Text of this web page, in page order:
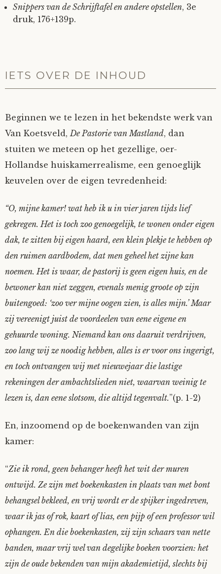
Snippers van de Schrijftafel en andere opstellen, 3e
druk, 176+139p.
IETS OVER DE INHOUD
Beginnen we te lezen in het bekendste werk van
Van Koetsveld,De Pastorie van Mastland, dan
stuiten we meteen op het gezellige, oer-
Hollandse huiskamerrealisme, een genoeglijk
keuvelen over de eigen tevredenheid:
“O, mijne kamer! wat heb ik u in vier jaren tijds lief
gekregen. Het is toch zoo genoegelijk, te wonen onder eigen
dak, te zitten bij eigen haard, een klein plekje te hebben op
den ruimen aardbodem, dat men geheel het zijne kan
noemen. Het is waar, de pastorij is geen eigen huis, en de
bewoner kan niet zeggen, evenals menig groote op zijn
buitengoed: ‘zoo ver mijne oogen zien, is alles mijn.’ Maar
zij vereenigt juist de voordeelen van eene eigene en
gehuurde woning. Niemand kan ons daaruit verdrijven,
zoo lang wij ze noodig hebben, alles is er voor ons ingerigt,
en toch ontvangen wij met nieuwejaar die lastige
rekeningen der ambachtslieden niet, waarvan weinig te
lezen is, dan eene slotsom, die altijd tegenvalt.”(p. 1-2)
En, inzoomend op de boekenwanden van zijn
kamer:
“Zie ik rond, geen behanger heeft het wit der muren
ontwijd. Ze zijn met boekenkasten in plaats van met bont
behangsel bekleed, en vrij wordt er de spijker ingedreven,
waar ik jas of rok, kaart of lias, een pijp of een professor wil
ophangen. En die boekenkasten, zij zijn schaars van nette
banden, maar vrij wel van degelijke boeken voorzien: het
zijn de oude bekenden van mijn akademietijd, slechts bij